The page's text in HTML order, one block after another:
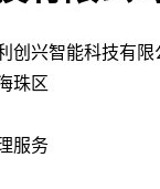
创兴智能科技有限
珠区
服务